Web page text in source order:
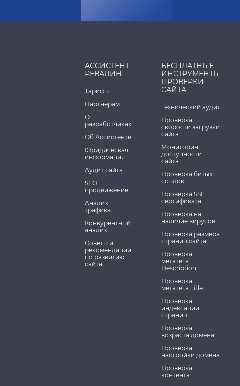
АССИСТЕНТ
РЕВАЛИН
Тарифы
Партнерам
О
разработчиках
Об Ассистенте
Юридическая
информация
Аудит сайта
SEO
продвижение
Анализ
трафика
Конкурентный
анализ
Советы и
рекомендации
по развитию
сайта
БЕСПЛАТНЫЕ
ИНСТРУМЕНТЫ
ПРОВЕРКИ
САЙТА
Технический аудит
Проверка
скорости загрузки
сайта
Мониторинг
доступности
сайта
Проверка битых
ссылок
Проверка SSL
сертификата
Проверка на
наличие вирусов
Проверка размера
страниц сайта
Проверка
метатега
Description
Проверка
метатега Title
Проверка
индексации
страниц
Проверка
возраста домена
Проверка
настройки домена
Проверка
контента